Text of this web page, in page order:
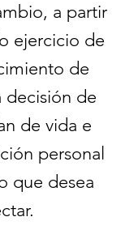
a partir
ejercicio de
de
decisión de
de vida e
personal
que desea